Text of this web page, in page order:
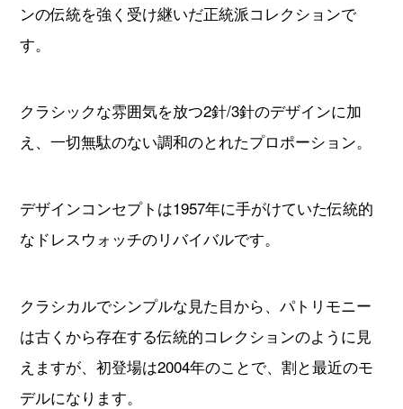
ンの伝統を強く受け継いだ正統派コレクションで
す。
クラシックな雰囲気を放つ2針/3針のデザインに加
え、一切無駄のない調和のとれたプロポーション。
デザインコンセプトは1957年に手がけていた伝統的
なドレスウォッチのリバイバルです。
クラシカルでシンプルな見た目から、パトリモニー
は古くから存在する伝統的コレクションのように見
えますが、初登場は2004年のことで、割と最近のモ
デルになります。